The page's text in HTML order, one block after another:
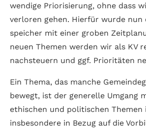
wendige Priorisierung, ohne dass
verloren gehen. Hierfür wurde
speicher mit einer groben
neuen Themen werden wir als KV
nachsteuern und ggf. Prioritäten
Ein Thema, das manche
bewegt, ist der generelle Umgang
ethischen und poli­tischen Themen
insbesondere in Bezug auf die